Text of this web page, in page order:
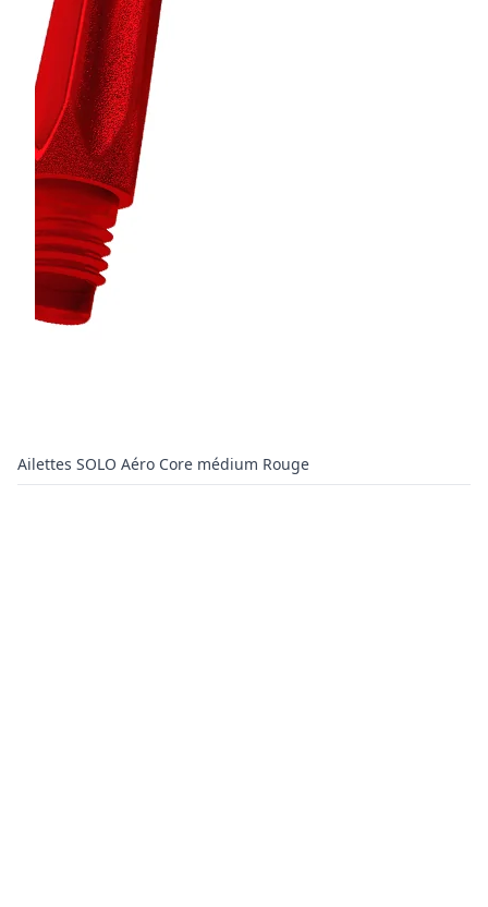
Ailettes SOLO Aéro Core médium Rouge